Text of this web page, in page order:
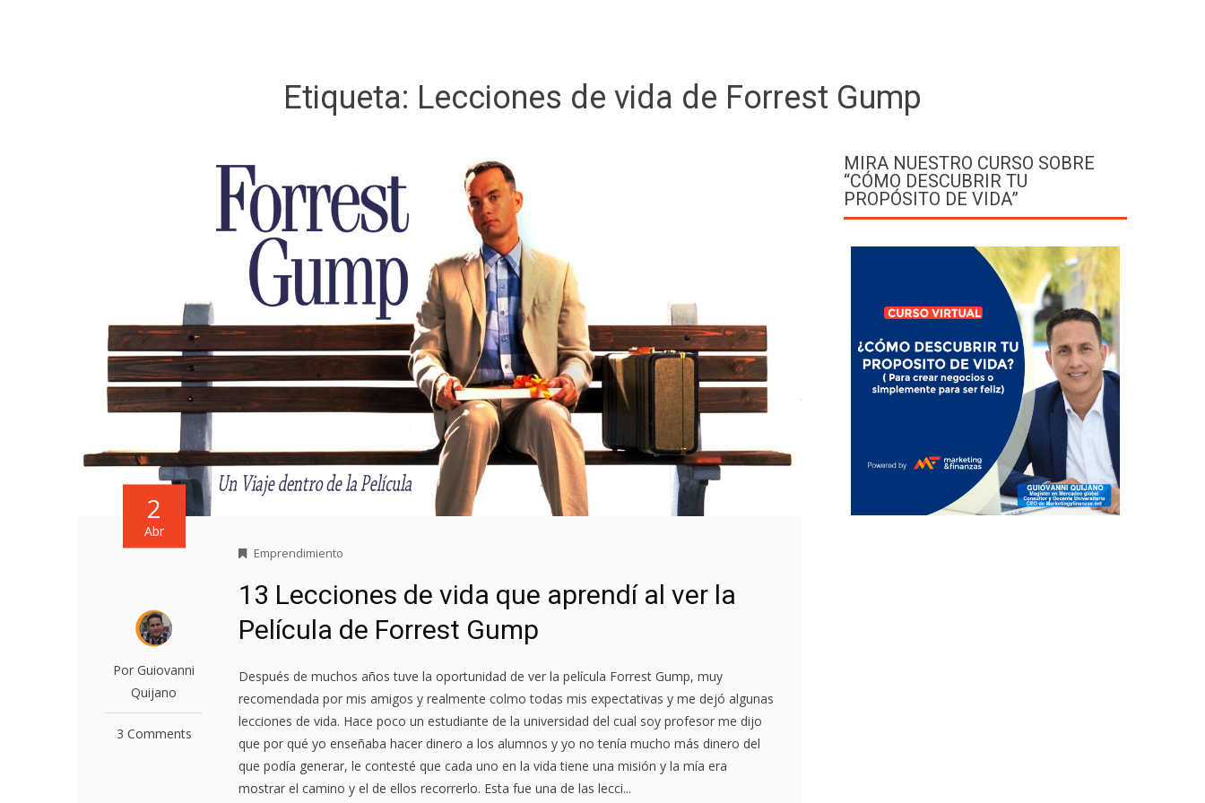
Etiqueta: Lecciones de vida de Forrest Gump
2
Abr
Por Guiovanni
Quijano
3 Comments
Emprendimiento
13 Lecciones de vida que aprendí al ver la
Película de Forrest Gump
Después de muchos años tuve la oportunidad de ver la película Forrest Gump, muy
recomendada por mis amigos y realmente colmo todas mis expectativas y me dejó algunas
lecciones de vida. Hace poco un estudiante de la universidad del cual soy profesor me dijo
que por qué yo enseñaba hacer dinero a los alumnos y yo no tenía mucho más dinero del
que podía generar, le contesté que cada uno en la vida tiene una misión y la mía era
mostrar el camino y el de ellos recorrerlo. Esta fue una de las lecci...
MIRA NUESTRO CURSO SOBRE
“CÓMO DESCUBRIR TU
PROPÓSITO DE VIDA”